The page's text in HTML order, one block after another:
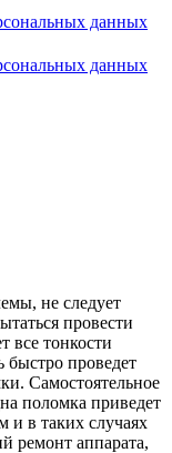
данных
данных
не следует
провести
все тонкости
проведет
Самостоятельное
поломка приведет
и в таких случаях
ремонт аппарата,